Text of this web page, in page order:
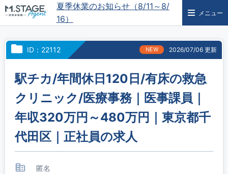
夏季休業のお知らせ（8/11～8/
16）
メニュー
ID：22112 NEW 2026/07/06 更新
駅チカ/年間休日120日/有床の救急
クリニック/医療事務｜医事課員｜
年収320万円～480万円｜東京都千
代田区｜正社員の求人
匿名